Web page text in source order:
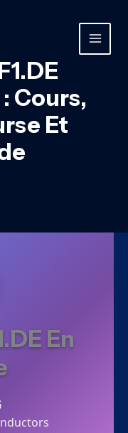
MAIN
Cours,
Et
En